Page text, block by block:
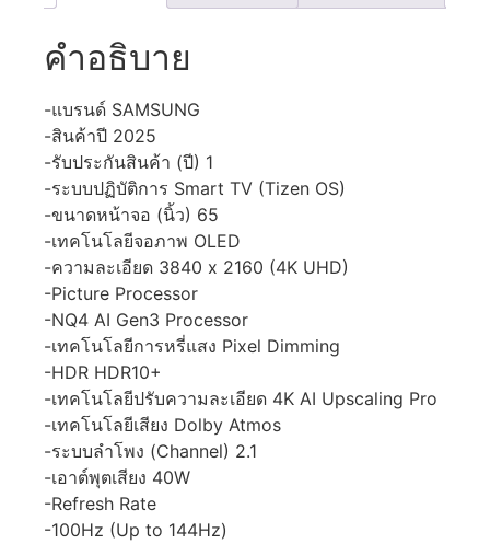
คำอธิบาย
-แบรนด์ SAMSUNG
-สินค้าปี 2025
-รับประกันสินค้า (ปี) 1
-ระบบปฏิบัติการ Smart TV (Tizen OS)
-ขนาดหน้าจอ (นิ้ว) 65
-เทคโนโลยีจอภาพ OLED
-ความละเอียด 3840 x 2160 (4K UHD)
-Picture Processor
-NQ4 AI Gen3 Processor
-เทคโนโลยีการหรี่แสง Pixel Dimming
-HDR HDR10+
-เทคโนโลยีปรับความละเอียด 4K AI Upscaling Pro
-เทคโนโลยีเสียง Dolby Atmos
-ระบบลำโพง (Channel) 2.1
-เอาต์พุตเสียง 40W
-Refresh Rate
-100Hz (Up to 144Hz)